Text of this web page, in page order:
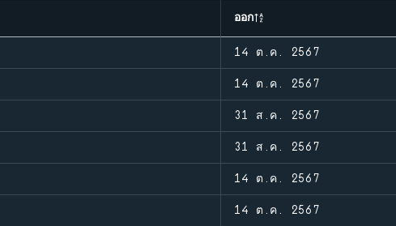
ออก
14 ต.ค. 2567
14 ต.ค. 2567
31 ส.ค. 2567
31 ส.ค. 2567
14 ต.ค. 2567
14 ต.ค. 2567